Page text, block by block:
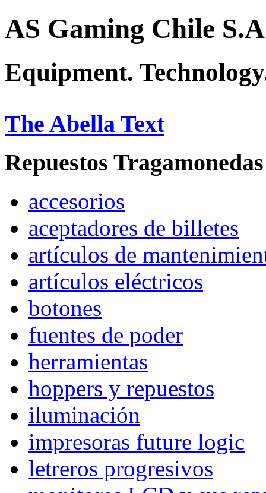
AS Gaming Chile
Equipment.
The Abella Text
Repuestos Tragamonedas
accesorios
aceptadores de billetes
artículos de
artículos eléctricos
botones
fuentes de poder
herramientas
hoppers y repuestos
iluminación
impresoras future logic
letreros progresivos